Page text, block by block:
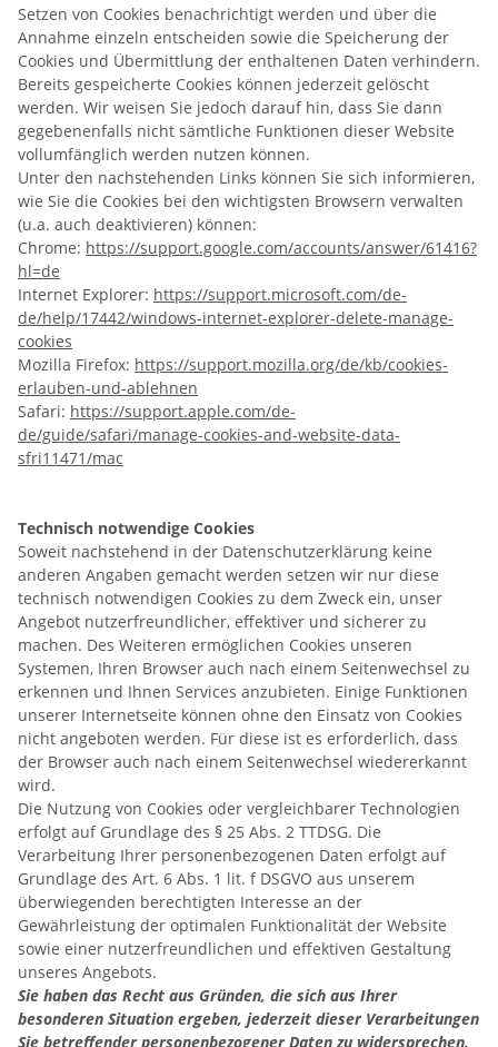
Setzen von Cookies benachrichtigt werden und über die
Annahme einzeln entscheiden sowie die Speicherung der
Cookies und Übermittlung der enthaltenen Daten verhindern.
Bereits gespeicherte Cookies können jederzeit gelöscht
werden. Wir weisen Sie jedoch darauf hin, dass Sie dann
gegebenenfalls nicht sämtliche Funktionen dieser Website
vollumfänglich werden nutzen können.
Unter den nachstehenden Links können Sie sich informieren,
wie Sie die Cookies bei den wichtigsten Browsern verwalten
(u.a. auch deaktivieren) können:
Chrome: https://support.google.com/accounts/answer/61416?
hl=de
Internet Explorer: https://support.microsoft.com/de-
de/help/17442/windows-internet-explorer-delete-manage-
cookies
Mozilla Firefox: https://support.mozilla.org/de/kb/cookies-
erlauben-und-ablehnen
Safari: https://support.apple.com/de-
de/guide/safari/manage-cookies-and-website-data-
sfri11471/mac
Technisch notwendige Cookies
Soweit nachstehend in der Datenschutzerklärung keine
anderen Angaben gemacht werden setzen wir nur diese
technisch notwendigen Cookies zu dem Zweck ein, unser
Angebot nutzerfreundlicher, effektiver und sicherer zu
machen. Des Weiteren ermöglichen Cookies unseren
Systemen, Ihren Browser auch nach einem Seitenwechsel zu
erkennen und Ihnen Services anzubieten. Einige Funktionen
unserer Internetseite können ohne den Einsatz von Cookies
nicht angeboten werden. Für diese ist es erforderlich, dass
der Browser auch nach einem Seitenwechsel wiedererkannt
wird.
Die Nutzung von Cookies oder vergleichbarer Technologien
erfolgt auf Grundlage des § 25 Abs. 2 TTDSG. Die
Verarbeitung Ihrer personenbezogenen Daten erfolgt auf
Grundlage des Art. 6 Abs. 1 lit. f DSGVO aus unserem
überwiegenden berechtigten Interesse an der
Gewährleistung der optimalen Funktionalität der Website
sowie einer nutzerfreundlichen und effektiven Gestaltung
unseres Angebots.
Sie haben das Recht aus Gründen, die sich aus Ihrer
besonderen Situation ergeben, jederzeit dieser Verarbeitungen
Sie betreffender personenbezogener Daten zu widersprechen.